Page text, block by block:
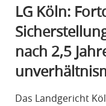
LG Köln:
nach 2,5
Das Landgericht